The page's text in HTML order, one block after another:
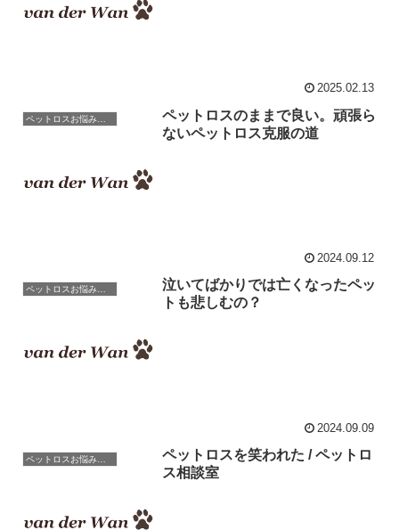
2025.02.13
ペットロスお悩み相談室 / 良くある相談と克服のアドバイス
ペットロスのままで良い。頑張ら
ないペットロス克服の道
2024.09.12
ペットロスお悩み相談室 / 良くある相談と克服のアドバイス
泣いてばかりでは亡くなったペッ
トも悲しむの？
2024.09.09
ペットロスお悩み相談室 / 良くある相談と克服のアドバイス
ペットロスを笑われた / ペットロ
ス相談室